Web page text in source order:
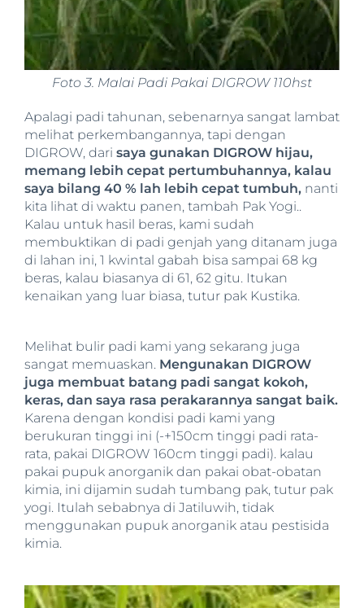
Foto 3. Malai Padi Pakai DIGROW 110hst
Apalagi padi tahunan, sebenarnya sangat lambat
melihat perkembangannya, tapi dengan
DIGROW, dari saya gunakan DIGROW hijau,
memang lebih cepat pertumbuhannya, kalau
saya bilang 40 % lah lebih cepat tumbuh, nanti
kita lihat di waktu panen, tambah Pak Yogi..
Kalau untuk hasil beras, kami sudah
membuktikan di padi genjah yang ditanam juga
di lahan ini, 1 kwintal gabah bisa sampai 68 kg
beras, kalau biasanya di 61, 62 gitu. Itukan
kenaikan yang luar biasa, tutur pak Kustika.
Melihat bulir padi kami yang sekarang juga
sangat memuaskan. Mengunakan DIGROW
juga membuat batang padi sangat kokoh,
keras, dan saya rasa perakarannya sangat baik.
Karena dengan kondisi padi kami yang
berukuran tinggi ini (-+150cm tinggi padi rata-
rata, pakai DIGROW 160cm tinggi padi). kalau
pakai pupuk anorganik dan pakai obat-obatan
kimia, ini dijamin sudah tumbang pak, tutur pak
yogi. Itulah sebabnya di Jatiluwih, tidak
menggunakan pupuk anorganik atau pestisida
kimia.